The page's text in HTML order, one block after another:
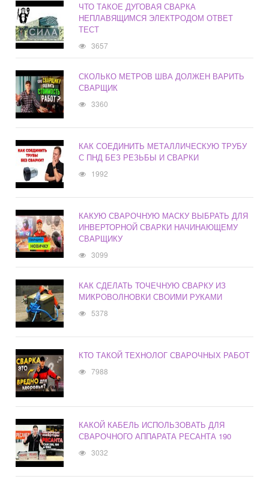
ЧТО ТАКОЕ ДУГОВАЯ СВАРКА
НЕПЛАВЯЩИМСЯ ЭЛЕКТРОДОМ ОТВЕТ
ТЕСТ
3657
СКОЛЬКО МЕТРОВ ШВА ДОЛЖЕН ВАРИТЬ
СВАРЩИК
3360
КАК СОЕДИНИТЬ МЕТАЛЛИЧЕСКУЮ ТРУБУ
С ПНД БЕЗ РЕЗЬБЫ И СВАРКИ
1992
КАКУЮ СВАРОЧНУЮ МАСКУ ВЫБРАТЬ ДЛЯ
ИНВЕРТОРНОЙ СВАРКИ НАЧИНАЮЩЕМУ
СВАРЩИКУ
3099
КАК СДЕЛАТЬ ТОЧЕЧНУЮ СВАРКУ ИЗ
МИКРОВОЛНОВКИ СВОИМИ РУКАМИ
5378
КТО ТАКОЙ ТЕХНОЛОГ СВАРОЧНЫХ РАБОТ
7988
КАКОЙ КАБЕЛЬ ИСПОЛЬЗОВАТЬ ДЛЯ
СВАРОЧНОГО АППАРАТА РЕСАНТА 190
3032